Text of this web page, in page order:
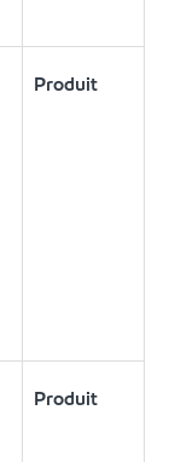
Produit
Produit